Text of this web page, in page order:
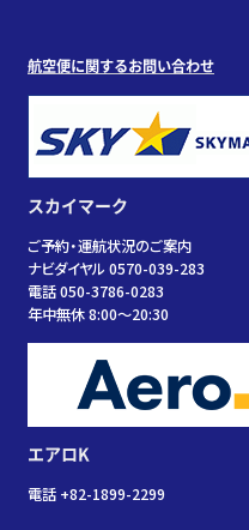
航空便に関するお問い合わせ
スカイマーク
ご予約・運航状況のご案内
ナビダイヤル 0570-039-283
電話 050-3786-0283
年中無休 8:00～20:30
エアロK
電話 +82-1899-2299